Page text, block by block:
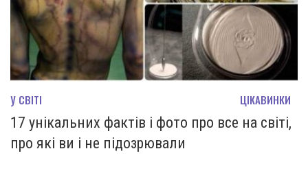
У СВІТІ ЦІКАВИНКИ
17 унікальних фактів і фото про все на світі,
про які ви і не підозрювали